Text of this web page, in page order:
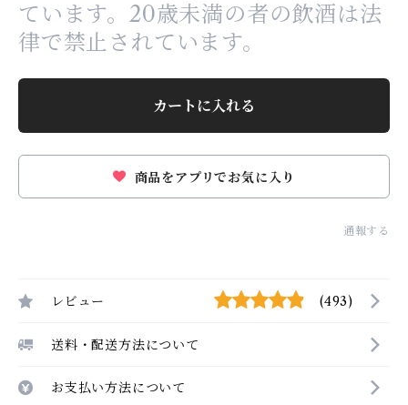
ています。20歳未満の者の飲酒は法
律で禁止されています。
カートに入れる
商品をアプリでお気に入り
通報する
レビュー (493)
送料・配送方法について
お支払い方法について